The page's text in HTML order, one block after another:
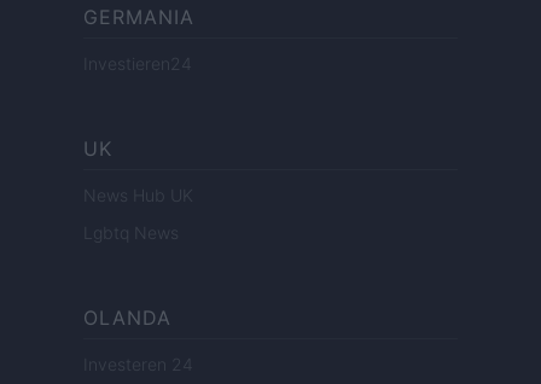
GERMANIA
Investieren24
UK
News Hub UK
Lgbtq News
OLANDA
Investeren 24